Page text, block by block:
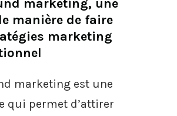
marketing, une
manière de faire
marketing
marketing est une
qui permet d’attirer